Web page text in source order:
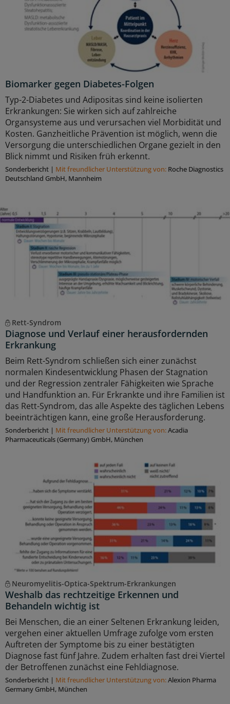
Biomarker gegen Diabetes-Folgen
Typ-2-Diabetes und Adipositas sind keine isolierten
Erkrankungen: Sie wirken sich auf zahlreiche
Organsysteme aus und verursachen viel Morbidität und
Kosten. Ganzheitliche Prävention ist möglich, wenn die
Versorgung die unterschiedlichen Organe gezielt in den
Blick nimmt und Risiken früh erkennt.
Sonderbericht | Mit freundlicher Unterstützung von: Roche Diagnostics
Deutschland GmbH, Mannheim
Rett-Syndrom
Diagnose und Verlauf einer herausfordernden
Erkrankung
Beim Rett-Syndrom schließen sich einer zunächst
normalen Kindesentwicklung Phasen der Stagnation
und der Regression zentraler Fähigkeiten wie Sprache
und Handfunktion an. Für Erkrankte und ihre Familien ist
das Rett-Syndrom, das alle Aspekte des täglichen Lebens
beeinträchtigen kann, eine große Herausforderung.
Sonderbericht | Mit freundlicher Unterstützung von:Acadia
Pharmaceuticals (Germany) GmbH, München
Neuromyelitis-Optica-Spektrum-Erkrankungen
Weshalb das rechtzeitige Erkennen und
Behandeln wichtig ist
Bei Menschen, die an einer Seltenen Erkrankung leiden,
vergehen einer aktuellen Umfrage zufolge vom ersten
Auftreten der Symptome bis zu einer bestätigten
Diagnose fast fünf Jahre. Zudem erhalten fast drei Viertel
der Betroffenen zunächst eine Fehldiagnose.
Sonderbericht | Mit freundlicher Unterstützung von:Alexion Pharma
Germany GmbH, München